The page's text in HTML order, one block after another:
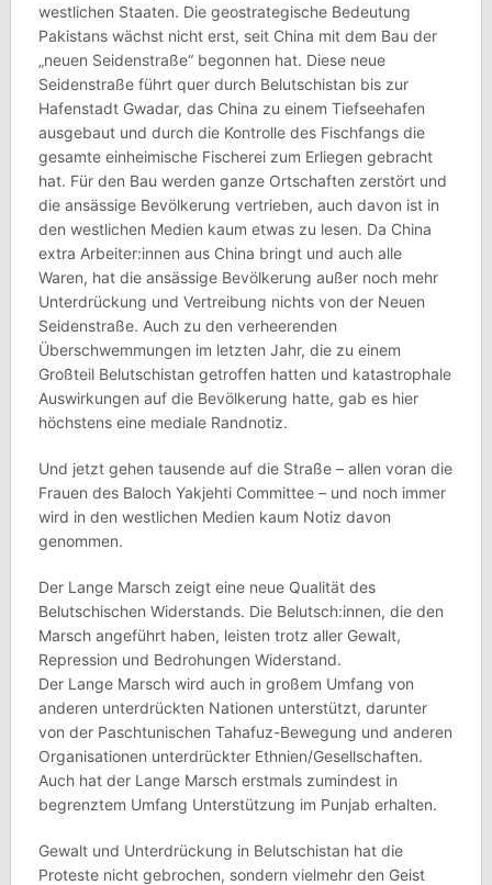
westlichen Staaten. Die geostrategische Bedeutung
Pakistans wächst nicht erst, seit China mit dem Bau der
„neuen Seidenstraße“ begonnen hat. Diese neue
Seidenstraße führt quer durch Belutschistan bis zur
Hafenstadt Gwadar, das China zu einem Tiefseehafen
ausgebaut und durch die Kontrolle des Fischfangs die
gesamte einheimische Fischerei zum Erliegen gebracht
hat. Für den Bau werden ganze Ortschaften zerstört und
die ansässige Bevölkerung vertrieben, auch davon ist in
den westlichen Medien kaum etwas zu lesen. Da China
extra Arbeiter:innen aus China bringt und auch alle
Waren, hat die ansässige Bevölkerung außer noch mehr
Unterdrückung und Vertreibung nichts von der Neuen
Seidenstraße. Auch zu den verheerenden
Überschwemmungen im letzten Jahr, die zu einem
Großteil Belutschistan getroffen hatten und katastrophale
Auswirkungen auf die Bevölkerung hatte, gab es hier
höchstens eine mediale Randnotiz.
Und jetzt gehen tausende auf die Straße – allen voran die
Frauen des Baloch Yakjehti Committee – und noch immer
wird in den westlichen Medien kaum Notiz davon
genommen.
Der Lange Marsch zeigt eine neue Qualität des
Belutschischen Widerstands. Die Belutsch:innen, die den
Marsch angeführt haben, leisten trotz aller Gewalt,
Repression und Bedrohungen Widerstand.
Der Lange Marsch wird auch in großem Umfang von
anderen unterdrückten Nationen unterstützt, darunter
von der Paschtunischen Tahafuz-Bewegung und anderen
Organisationen unterdrückter Ethnien/Gesellschaften.
Auch hat der Lange Marsch erstmals zumindest in
begrenztem Umfang Unterstützung im Punjab erhalten.
Gewalt und Unterdrückung in Belutschistan hat die
Proteste nicht gebrochen, sondern vielmehr den Geist